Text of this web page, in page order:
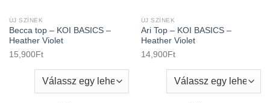
ÚJ SZÍNEK
Becca top – KOI BASICS –
Heather Violet
15,900Ft
ÚJ SZÍNEK
Ari Top – KOI BASICS –
Heather Violet
14,900Ft